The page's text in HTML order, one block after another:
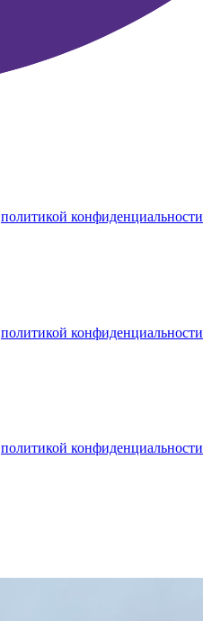
политикой конфиденциальности
политикой конфиденциальности
политикой конфиденциальности